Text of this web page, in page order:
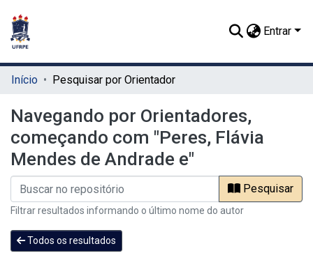
Entrar
Início Pesquisar por Orientador
Navegando por Orientadores,
começando com "Peres, Flávia
Mendes de Andrade e"
Pesquisar
Filtrar resultados informando o último nome do autor
Todos os resultados